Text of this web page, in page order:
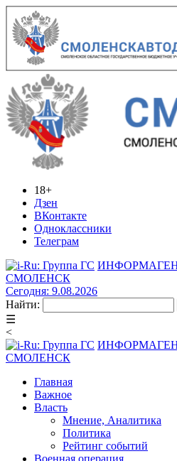
18+
Дзен
ВКонтакте
Одноклассники
Телеграм
СМОЛЕНСК
Сегодня: 9.08.2026
Найти:
☰
<
СМОЛЕНСК
Главная
Важное
Власть
Мнение, Аналитика
Политика
Рейтинг событий
Военная операция